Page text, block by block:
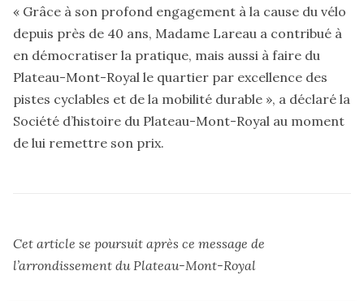
« Grâce à son profond engagement à la cause du vélo
depuis près de 40 ans, Madame Lareau a contribué à
en démocratiser la pratique, mais aussi à faire du
Plateau-Mont-Royal le quartier par excellence des
pistes cyclables et de la mobilité durable », a déclaré la
Société d’histoire du Plateau-Mont-Royal au moment
de lui remettre son prix.
Cet article se poursuit après ce message de
l’arrondissement duPlateau-Mont-Royal